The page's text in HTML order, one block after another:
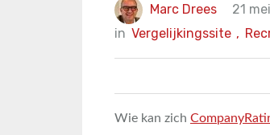
Marc Drees
21
in Vergelijkingssite ,
Wie kan zich